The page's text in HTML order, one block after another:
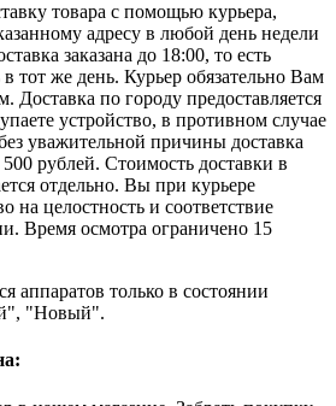
товара с помощью курьера,
адресу в любой день недели
заказана до 18:00, то есть
тот же день. Курьер обязательно Вам
Доставка по городу предоставляется
устройство, в противном случае
уважительной причины доставка
500 рублей. Стоимость доставки в
отдельно. Вы при курьере
на целостность и соответствие
Время осмотра ограничено 15
аппаратов только в состоянии
"Новый".